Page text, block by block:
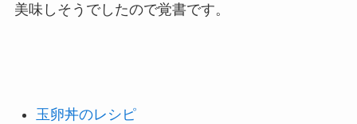
美味しそうでしたので覚書です。
玉卵丼のレシピ